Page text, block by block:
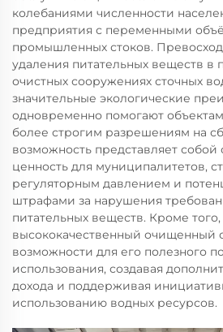
колебаниями численности
предприятия с переменными
промышленных стоков.
удаления питательных веществ в
очистных сооружениях сточных
значительные экологические
одновременно помогают объектам
более строгим разрешениям на
возможность представляет
ценность для муниципалитетов,
регуляторным давлением и
штрафами за нарушения
питательных веществ. Кроме того,
высококачественный очищенный
возможности для его полезного
использования, создавая
дохода и поддерживая
использованию водных ресурсов.